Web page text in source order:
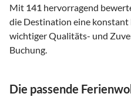
Mit 141 hervorragend
die Destination eine
wichtiger Qualitäts- und
Buchung.
Die passende